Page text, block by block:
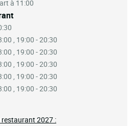
à 11:00
, 19:00 - 20:30
, 19:00 - 20:30
, 19:00 - 20:30
, 19:00 - 20:30
, 19:00 - 20:30
restaurant 2027 :